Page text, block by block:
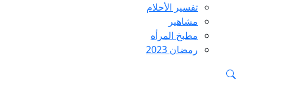
تفسير الأحلام
مشاهير
مطبخ المرأه
رمضان 2023